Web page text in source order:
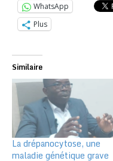
WhatsApp
Plus
Similaire
La drépanocytose, une
maladie génétique grave